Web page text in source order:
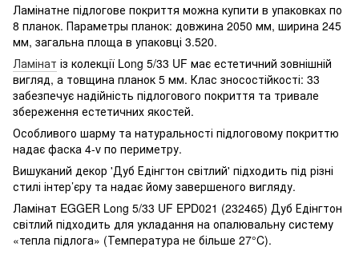
Ламінатне підлогове покриття можна купити в упаковках по
8 планок. Параметры планок: довжина 2050 мм, ширина 245
мм, загальна площа в упаковці 3.520.
Ламінат із колекції Long 5/33 UF має естетичний зовнішній
вигляд, а товщина планок 5 мм. Клас зносостійкості: 33
забезпечує надійність підлогового покриття та тривале
збереження естетичних якостей.
Особливого шарму та натуральності підлоговому покриттю
надає фаска 4-v по периметру.
Вишуканий декор 'Дуб Едінгтон світлий' підходить під різні
стилі інтер’єру та надає йому завершеного вигляду.
Ламінат EGGER Long 5/33 UF EPD021 (232465) Дуб Едінгтон
світлий підходить для укладання на опалювальну систему
«тепла підлога» (Температура не більше 27°C).